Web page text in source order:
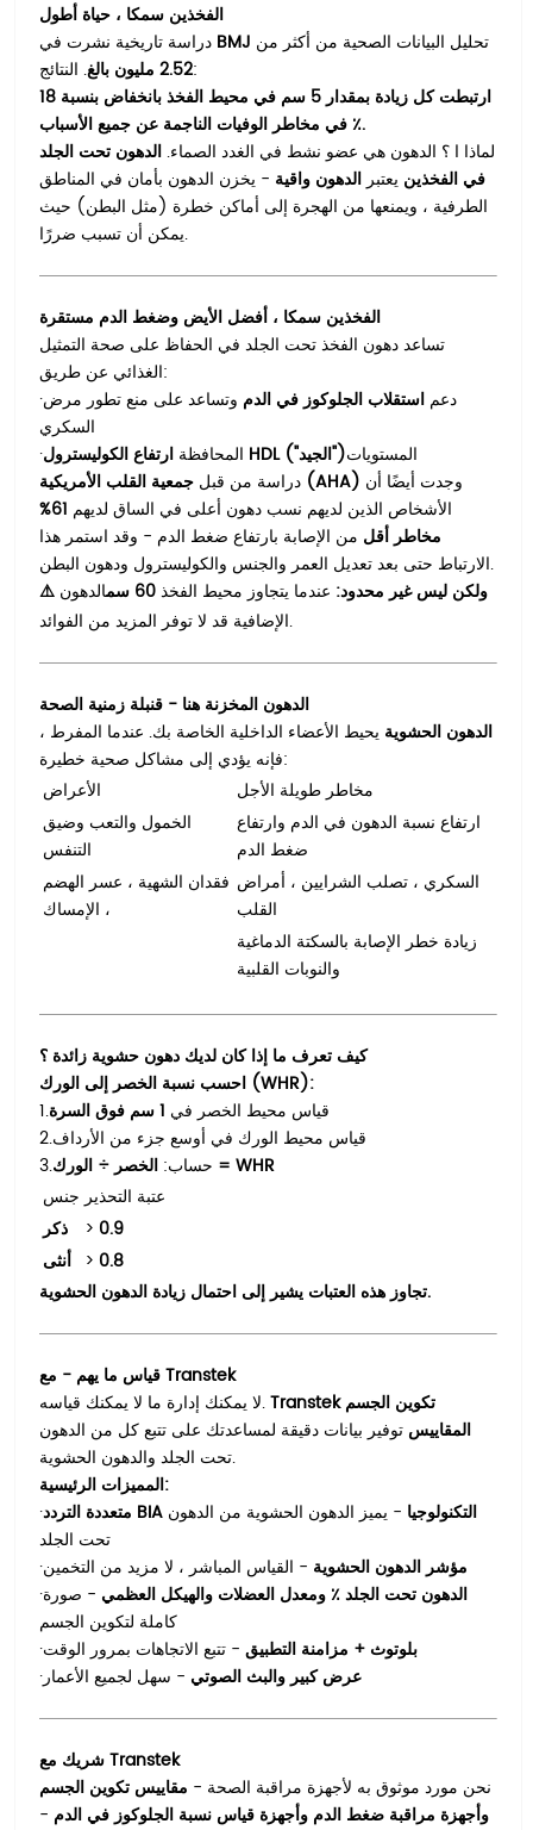
الفخذين سمكا ، حياة أطول
دراسة تاريخية نشرت في BMJ تحليل البيانات الصحية من أكثر من
2.52 مليون بالغ. النتائج:
ارتبطت كل زيادة بمقدار 5 سم في محيط الفخذ بانخفاض بنسبة 18
٪ في مخاطر الوفيات الناجمة عن جميع الأسباب.
لماذا ا ؟ الدهون هي عضو نشط في الغدد الصماء.الدهون تحت الجلد
في الفخذين يعتبرالدهون واقية - يخزن الدهون بأمان في المناطق
الطرفية ، ويمنعها من الهجرة إلى أماكن خطرة (مثل البطن) حيث
يمكن أن تسبب ضررًا.
الفخذين سمكا ، أفضل الأيض وضغط الدم مستقرة
تساعد دهون الفخذ تحت الجلد في الحفاظ على صحة التمثيل
الغذائي عن طريق:
·
دعماستقلاب الجلوكوز في الدم وتساعد على منع تطور مرض
السكري
·
المحافظة ارتفاع الكوليسترول HDL ("الجيد")المستويات
دراسة من قبلجمعية القلب الأمريكية (AHA)
الأشخاص الذين لديهم نسب دهون أعلى في الساق لديهم
61%
مخاطر أقل من الإصابة بارتفاع ضغط الدم - وقد استمر هذا
الارتباط حتى بعد تعديل العمر والجنس والكوليسترول ودهون البطن.
⚠️
ولكن ليس غير محدود: عندما يتجاوز محيط الفخذ60 سم
الدهون
الإضافية قد لا توفر المزيد من الفوائد.
الدهون المخزنة هنا - قنبلة زمنية الصحة
الدهون الحشوية يحيط الأعضاء الداخلية الخاصة بك. عندما المفرط ،
فإنه يؤدي إلى مشاكل صحية خطيرة:
الأعراض
مخاطر طويلة الأجل
الخمول والتعب وضيق
التنفس
ارتفاع نسبة الدهون في الدم وارتفاع
ضغط الدم
فقدان الشهية ، عسر الهضم
، الإمساك
السكري ، تصلب الشرايين ، أمراض
القلب
زيادة خطر الإصابة بالسكتة الدماغية
والنوبات القلبية
كيف تعرف ما إذا كان لديك دهون حشوية زائدة ؟
احسب نسبة الخصر إلى الورك (WHR):
1.
قياس محيط الخصر في 1 سم فوق السرة
2.قياس محيط الورك في أوسع جزء من الأرداف
3.
حساب: الخصر ÷ الورك = WHR
جنس عتبة التحذير
ذكر
> 0.9
أنثى > 0.8
تجاوز هذه العتبات يشير إلى احتمال زيادة الدهون الحشوية.
قياس ما يهم - مع Transtek
لا يمكنك إدارة ما لا يمكنك قياسه.Transtek تكوين الجسم
المقاييس توفير بيانات دقيقة لمساعدتك على تتبع كل من الدهون
تحت الجلد والدهون الحشوية.
المميزات الرئيسية:
·
متعددة التردد BIA التكنولوجيا - يميز الدهون الحشوية من الدهون
تحت الجلد
·
مؤشر الدهون الحشوية - القياس المباشر ، لا مزيد من التخمين
·
الدهون تحت الجلد ٪ ومعدل العضلات والهيكل العظمي - صورة
كاملة لتكوين الجسم
·
بلوتوث + مزامنة التطبيق - تتبع الاتجاهات بمرور الوقت
·
عرض كبير والبث الصوتي - سهل لجميع الأعمار
شريك مع Transtek
نحن مورد موثوق به لأجهزة مراقبة الصحة - مقاييس تكوين الجسم
وأجهزة مراقبة ضغط الدم وأجهزة قياس نسبة الجلوكوز في الدم -